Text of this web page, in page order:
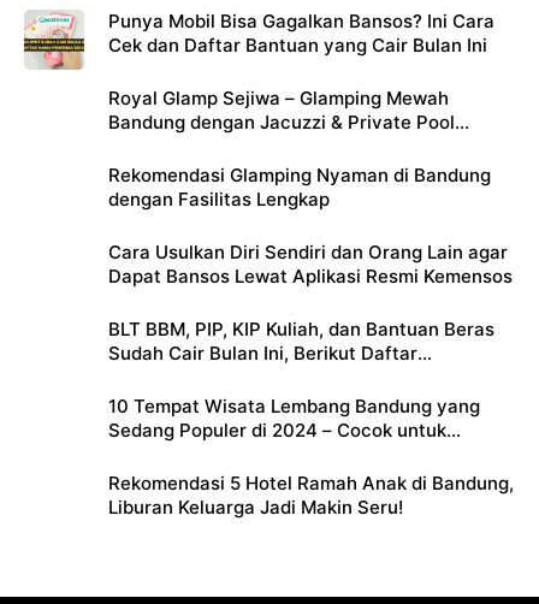
Punya Mobil Bisa Gagalkan Bansos? Ini Cara
Cek dan Daftar Bantuan yang Cair Bulan Ini
Royal Glamp Sejiwa – Glamping Mewah
Bandung dengan Jacuzzi & Private Pool
Rekomendasi Glamping Nyaman di Bandung
dengan Fasilitas Lengkap
Cara Usulkan Diri Sendiri dan Orang Lain agar
Dapat Bansos Lewat Aplikasi Resmi Kemensos
BLT BBM, PIP, KIP Kuliah, dan Bantuan Beras
Sudah Cair Bulan Ini, Berikut Daftar
10 Tempat Wisata Lembang Bandung yang
Sedang Populer di 2024 – Cocok untuk
Rekomendasi 5 Hotel Ramah Anak di Bandung,
Liburan Keluarga Jadi Makin Seru!